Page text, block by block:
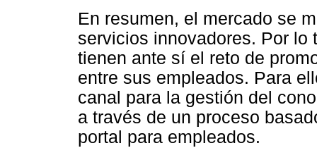
En resumen, el mercado se
servicios innovadores. Por lo
tienen ante sí el reto de
entre sus empleados. Para
canal para la gestión del
a través de un proceso
portal para empleados.